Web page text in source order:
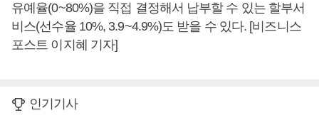
유예율(0~80%)을 직접 결정해서 납부할 수 있는 할부서
비스(선수율 10%, 3.9~4.9%)도 받을 수 있다. [비즈니스
포스트 이지혜 기자]
인기기사